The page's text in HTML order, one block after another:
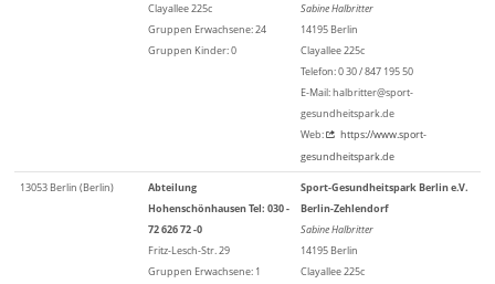
Clayallee 225c
Gruppen Erwachsene: 24
Gruppen Kinder: 0
Sabine Halbritter
14195 Berlin
Clayallee 225c
Telefon: 0 30 / 847 195 50
E-Mail: halbritter@sport-
gesundheitspark.de
Web:
https://www.sport-
gesundheitspark.de
13053 Berlin (Berlin)
Abteilung
Hohenschönhausen Tel: 030 -
72 626 72 -0
Fritz-Lesch-Str. 29
Gruppen Erwachsene: 1
Sport-Gesundheitspark Berlin e.V.
Berlin-Zehlendorf
Sabine Halbritter
14195 Berlin
Clayallee 225c